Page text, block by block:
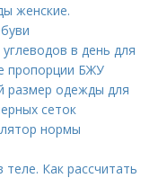
женские.
в день для
пропорции БЖУ
размер одежды для
сеток
нормы
Как рассчитать